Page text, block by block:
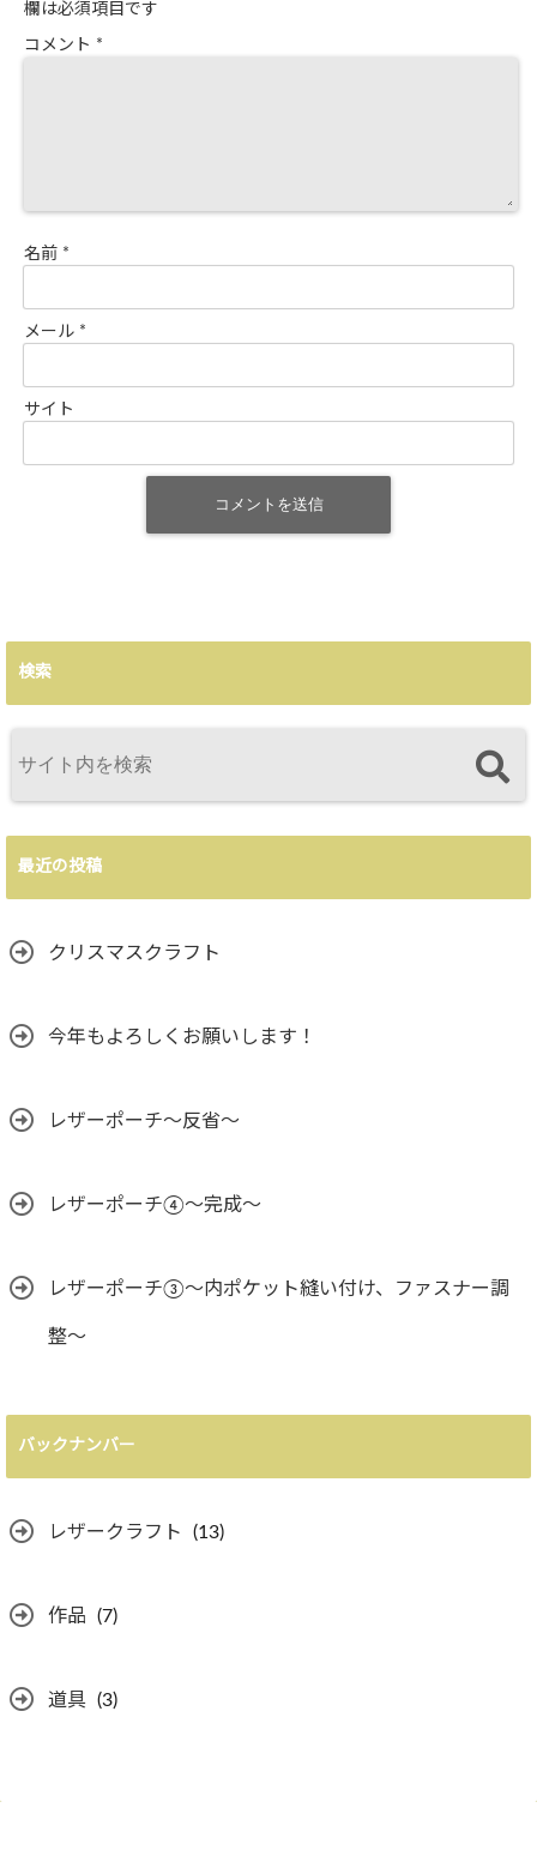
欄は必須項目です
コメント *
名前 *
メール *
サイト
検索
最近の投稿
クリスマスクラフト
今年もよろしくお願いします！
レザーポーチ～反省～
レザーポーチ④～完成～
レザーポーチ③〜内ポケット縫い付け、ファスナー調
整〜
バックナンバー
レザークラフト (13)
作品 (7)
道具 (3)